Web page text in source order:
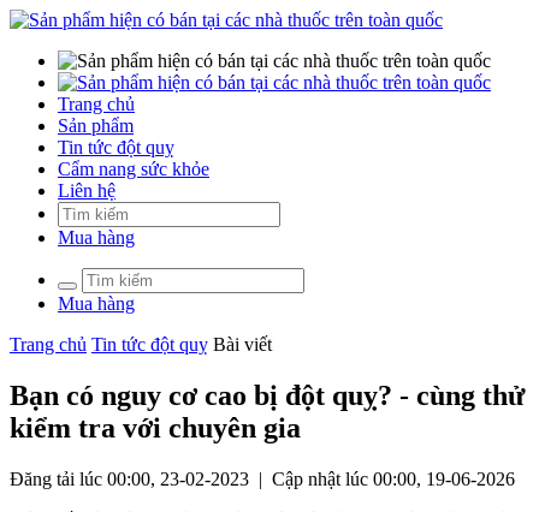
Trang chủ
Sản phẩm
Tin tức đột quỵ
Cẩm nang sức khỏe
Liên hệ
Mua hàng
Mua hàng
Trang chủ Tin tức đột quỵ Bài viết
Bạn có nguy cơ cao bị đột quỵ? - cùng thử
kiểm tra với chuyên gia
Đăng tải lúc 00:00, 23-02-2023 | Cập nhật lúc 00:00, 19-06-2026